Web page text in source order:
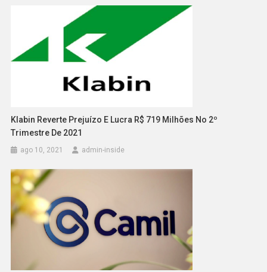
Klabin Reverte Prejuízo E Lucra R$ 719 Milhões No 2º
Trimestre De 2021
ago 10, 2021 admin-inside